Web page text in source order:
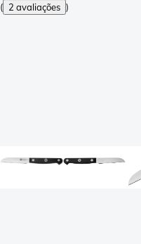
( 2 avaliações )